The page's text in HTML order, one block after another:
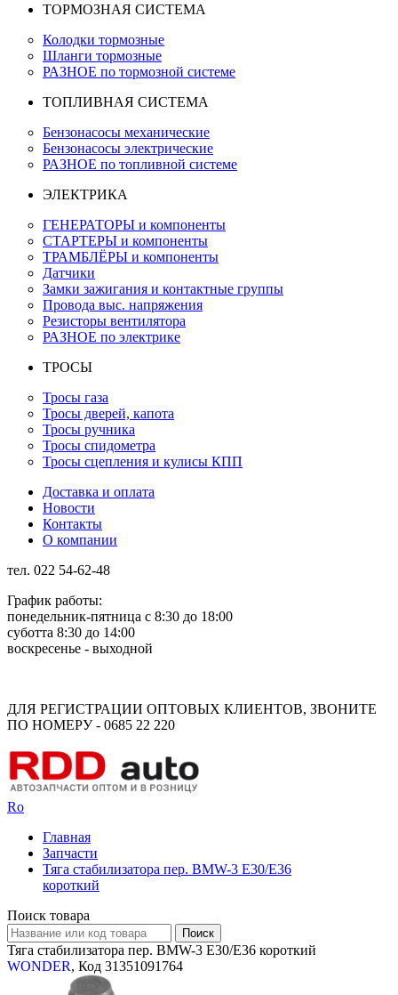
ТОРМОЗНАЯ СИСТЕМА
Колодки тормозные
Шланги тормозные
РАЗНОЕ по тормозной системе
ТОПЛИВНАЯ СИСТЕМА
Бензонасосы механические
Бензонасосы электрические
РАЗНОЕ по топливной системе
ЭЛЕКТРИКА
ГЕНЕРАТОРЫ и компоненты
СТАРТЕРЫ и компоненты
ТРАМБЛЁРЫ и компоненты
Датчики
Замки зажигания и контактные группы
Провода выс. напряжения
Резисторы вентилятора
РАЗНОЕ по электрике
ТРОСЫ
Тросы газа
Тросы дверей, капота
Тросы ручника
Тросы спидометра
Тросы сцепления и кулисы КПП
Доставка и оплата
Новости
Контакты
О компании
тел. 022 54-62-48
График работы:
понедельник-пятница с 8:30 до 18:00
суботта 8:30 до 14:00
воскресенье - выходной
ДЛЯ РЕГИСТРАЦИИ ОПТОВЫХ КЛИЕНТОВ, ЗВОНИТЕ
ПО НОМЕРУ - 0685 22 220
Ro
Главная
Запчасти
Тяга стабилизатора пер. BMW-3 Е30/Е36
короткий
Поиск товара
Тяга стабилизатора пер. BMW-3 Е30/Е36 короткий
WONDER, Код 31351091764